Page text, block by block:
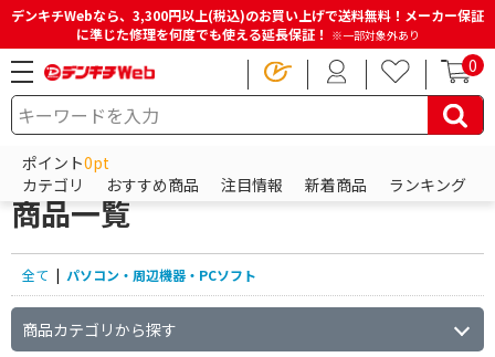
デンキチWebなら、3,300円以上(税込)のお買い上げで送料無料！メーカー保証
に準じた修理を何度でも使える延長保証！ ※一部対象外あり
0
ポイント0pt
カテゴリ
おすすめ商品 注目情報 新着商品 ランキング
HOME 商品一覧ページ パソコン・周辺機器・PCソフト
パソコン・周辺機器・PCソフトの
商品一覧
全て | パソコン・周辺機器・PCソフト
商品カテゴリから探す